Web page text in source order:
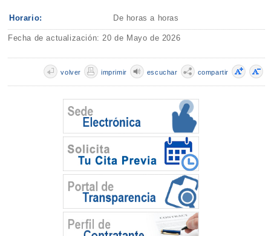
Horario: De horas a horas
Fecha de actualización: 20 de Mayo de 2026
compartir
escuchar
imprimir
volver